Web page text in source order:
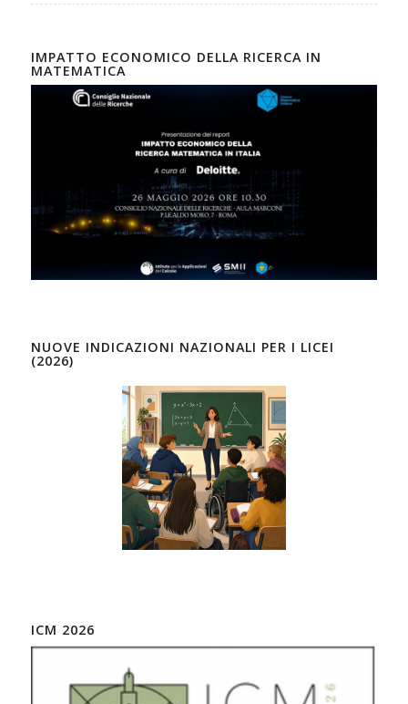
IMPATTO ECONOMICO DELLA RICERCA IN
MATEMATICA
NUOVE INDICAZIONI NAZIONALI PER I LICEI
(2026)
ICM 2026